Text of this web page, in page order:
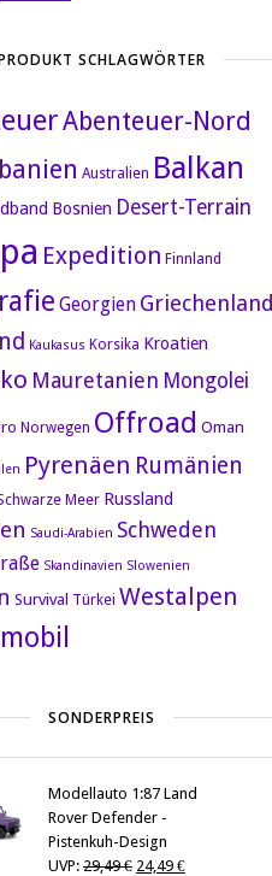
SCHLAGWÖRTER
Abenteuer-Nord
Australien Balkan
Bosnien Desert-Terrain
Expedition Finnland
Georgien Griechenland
Kaukasus Korsika Kroatien
Mauretanien Mongolei
Norwegen Offroad Oman
Pyrenäen Rumänien
Meer Russland
Saudi-Arabien Schweden
Skandinavien Slowenien
Survival Türkei Westalpen
SONDERPREIS
Modellauto 1:87 Land
Rover Defender -
Pistenkuh-Design
UVP: 29,49€ Ursprünglicher
24,49 €Aktueller